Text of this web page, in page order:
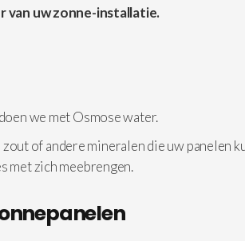
van uw zonne-installatie.
we met Osmose water.
of andere mineralen die uw panelen
met zich meebrengen.